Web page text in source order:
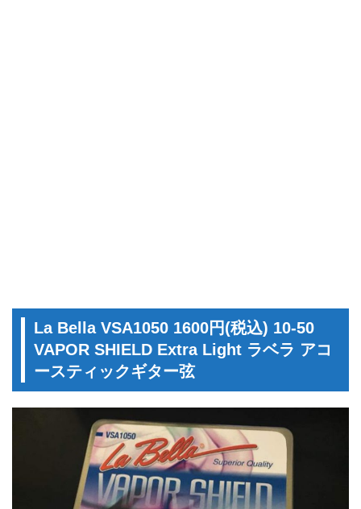
La Bella VSA1050 1600円(税込) 10-50
VAPOR SHIELD Extra Light ラベラ アコ
ースティックギター弦